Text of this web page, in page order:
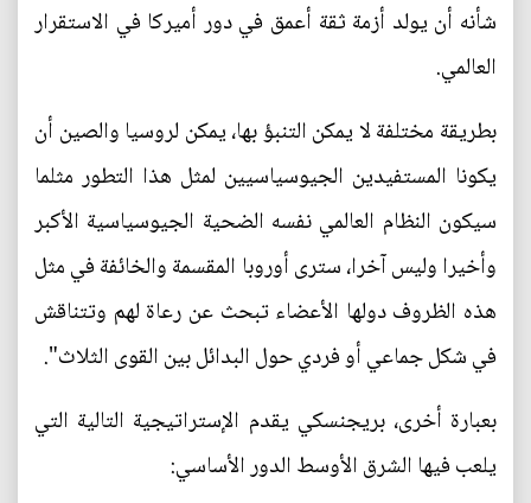
شأنه أن يولد أزمة ثقة أعمق في دور أميركا في الاستقرار
العالمي.
بطريقة مختلفة لا يمكن التنبؤ بها، يمكن لروسيا والصين أن
يكونا المستفيدين الجيوسياسيين لمثل هذا التطور مثلما
سيكون النظام العالمي نفسه الضحية الجيوسياسية الأكبر
وأخيرا وليس آخرا، سترى أوروبا المقسمة والخائفة في مثل
هذه الظروف دولها الأعضاء تبحث عن رعاة لهم وتتناقش
في شكل جماعي أو فردي حول البدائل بين القوى الثلاث".
بعبارة أخرى، بريجنسكي يقدم الإستراتيجية التالية التي
يلعب فيها الشرق الأوسط الدور الأساسي: